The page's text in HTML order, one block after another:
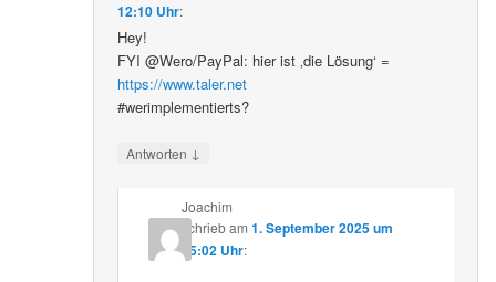
12:10 Uhr:
Hey!
FYI @Wero/PayPal: hier ist ‚die Lösung‘ =
https://www.taler.net
#werimplementierts?
Antworten ↓
Joachim
schriebam 1. September 2025 um
15:02 Uhr: